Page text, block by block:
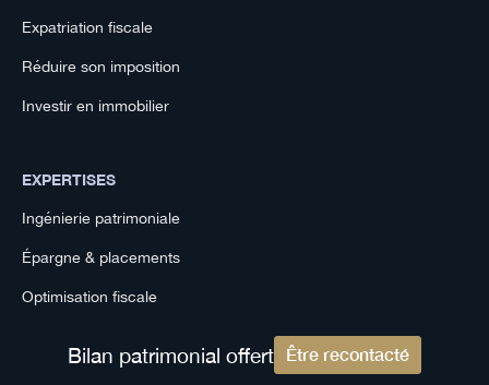
Expatriation fiscale
Réduire son imposition
Investir en immobilier
EXPERTISES
Ingénierie patrimoniale
Épargne & placements
Optimisation fiscale
Bilan patrimonial offert Être recontacté